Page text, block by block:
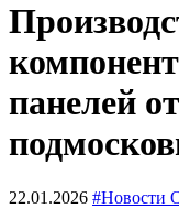
панелей
22.01.2026 #Новости